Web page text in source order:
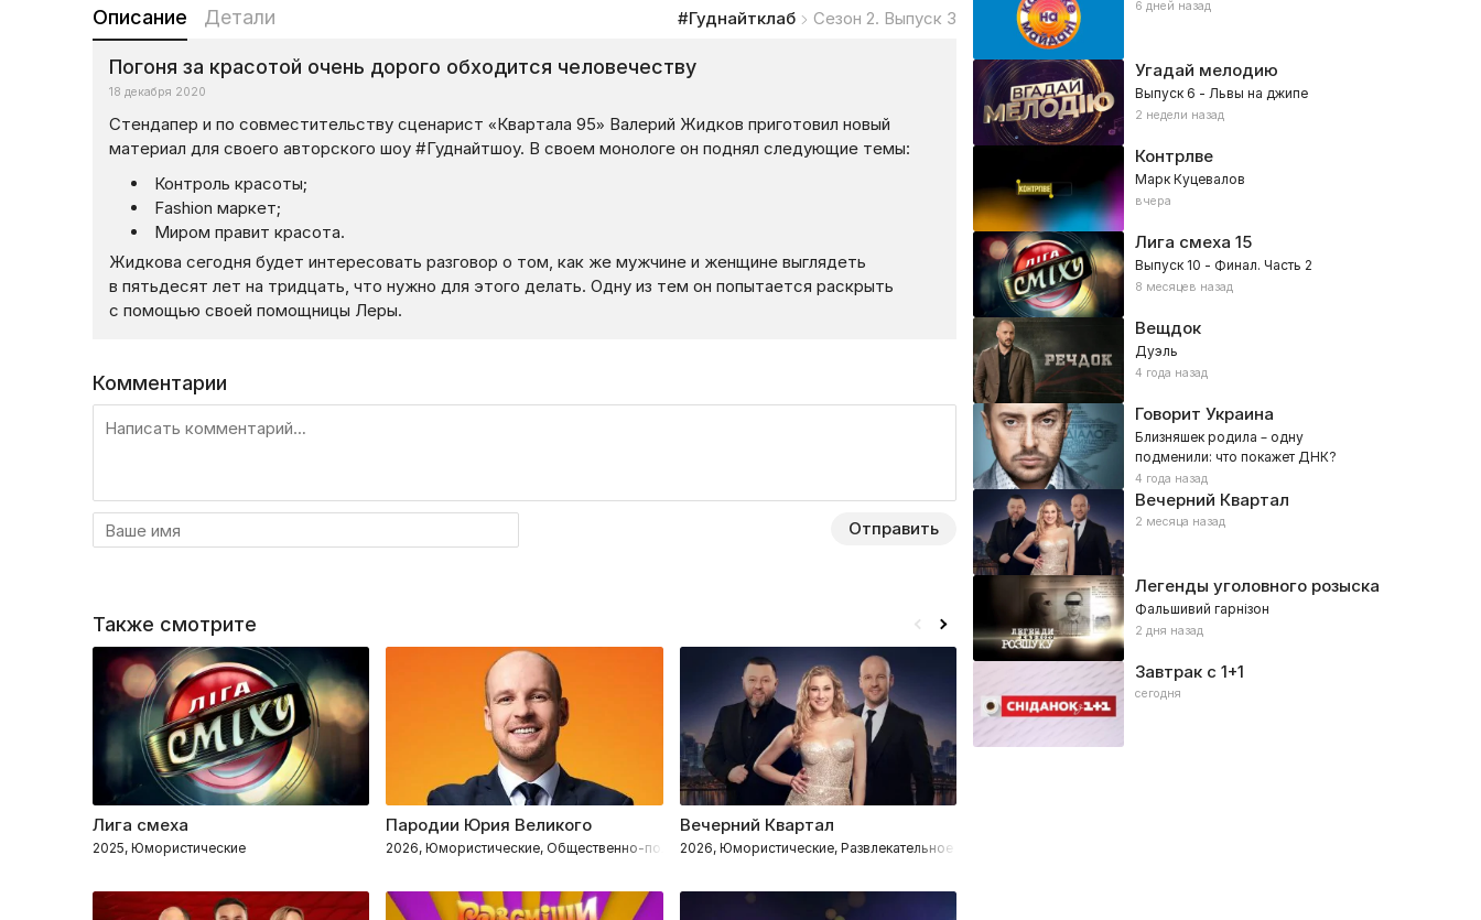
Описание Детали #Гуднайтклаб Сезон 2. Выпуск 3
Погоня за красотой очень дорого обходится человечеству
18 декабря 2020
Стендапер и по совместительству сценарист «Квартала 95» Валерий Жидков приготовил новый
материал для своего авторского шоу #Гуднайтшоу. В своем монологе он поднял следующие темы:
Контроль красоты;
Fashion маркет;
Миром правит красота.
Жидкова сегодня будет интересовать разговор о том, как же мужчине и женщине выглядеть
в пятьдесят лет на тридцать, что нужно для этого делать. Одну из тем он попытается раскрыть
с помощью своей помощницы Леры.
Комментарии
Отправить
6 дней назад
Угадай мелодию
Выпуск 6 - Львы на джипе
2 недели назад
Контрлве
Марк Куцевалов
вчера
Лига смеха 15
Выпуск 10 - Финал. Часть 2
8 месяцев назад
Вещдок
Дуэль
4 года назад
Говорит Украина
Близняшек родила – одну
подменили: что покажет ДНК?
4 года назад
Вечерний Квартал
2 месяца назад
Легенды уголовного розыска
Фальшивий гарнізон
2 дня назад
Завтрак с 1+1
сегодня
Также смотрите
Лига смеха
2025, Юмористические
Пародии Юрия Великого
2026, Юмористические, Общественно-политическое
Вечерний Квартал
2026, Юмористические, Развлекательное